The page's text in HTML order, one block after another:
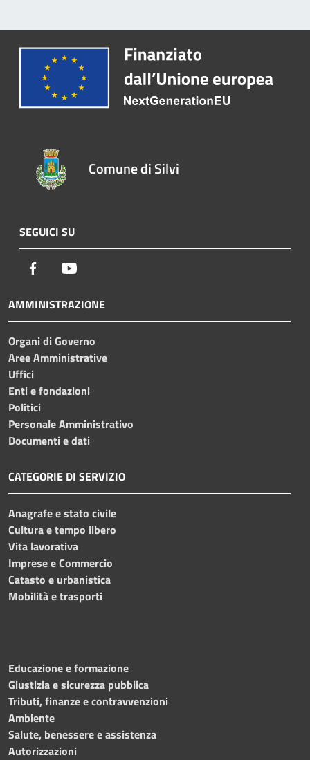
Comune di Silvi
SEGUICI SU
Facebook
AMMINISTRAZIONE
Organi di Governo
Aree Amministrative
Uffici
Enti e fondazioni
Politici
Personale Amministrativo
Documenti e dati
CATEGORIE DI SERVIZIO
Anagrafe e stato civile
Cultura e tempo libero
Vita lavorativa
Imprese e Commercio
Catasto e urbanistica
Mobilità e trasporti
Educazione e formazione
Giustizia e sicurezza pubblica
Tributi, finanze e contravvenzioni
Ambiente
Salute, benessere e assistenza
Autorizzazioni